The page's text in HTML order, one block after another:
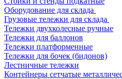
Оборудование для склада
Грузовые тележки для склада
Тележки двухколесные ручные
Тележки для баллонов
Тележки платформенные
Тележки для бочек (бидонов)
Лестничные тележки
Контейнеры сетчатые